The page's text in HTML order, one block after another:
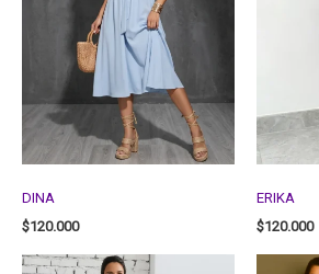
DINA
$120.000
ERIKA
$120.000